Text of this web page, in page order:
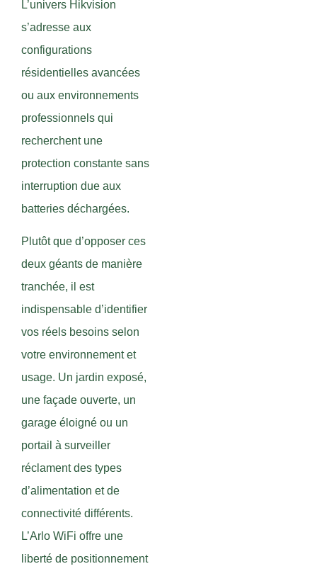
L’univers Hikvision
s’adresse aux
configurations
résidentielles avancées
ou aux environnements
professionnels qui
recherchent une
protection constante sans
interruption due aux
batteries déchargées.
Plutôt que d’opposer ces
deux géants de manière
tranchée, il est
indispensable d’identifier
vos réels besoins selon
votre environnement et
usage. Un jardin exposé,
une façade ouverte, un
garage éloigné ou un
portail à surveiller
réclament des types
d’alimentation et de
connectivité différents.
L’Arlo WiFi offre une
liberté de positionnement